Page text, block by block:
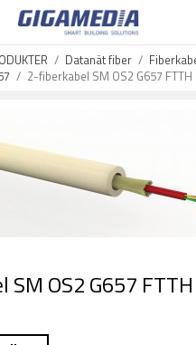
/ Datanät fiber /
/ 2-fiberkabel SM OS2 G657
OS2 G657